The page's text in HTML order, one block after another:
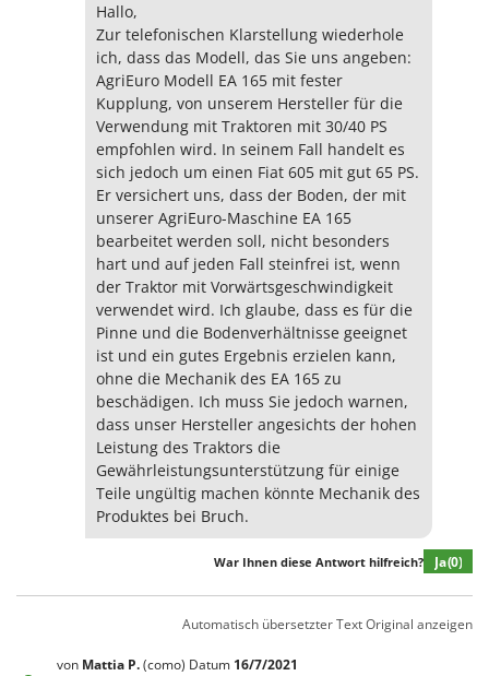
Hallo,
Zur telefonischen Klarstellung wiederhole
ich, dass das Modell, das Sie uns angeben:
AgriEuro Modell EA 165 mit fester
Kupplung, von unserem Hersteller für die
Verwendung mit Traktoren mit 30/40 PS
empfohlen wird. In seinem Fall handelt es
sich jedoch um einen Fiat 605 mit gut 65 PS.
Er versichert uns, dass der Boden, der mit
unserer AgriEuro-Maschine EA 165
bearbeitet werden soll, nicht besonders
hart und auf jeden Fall steinfrei ist, wenn
der Traktor mit Vorwärtsgeschwindigkeit
verwendet wird. Ich glaube, dass es für die
Pinne und die Bodenverhältnisse geeignet
ist und ein gutes Ergebnis erzielen kann,
ohne die Mechanik des EA 165 zu
beschädigen. Ich muss Sie jedoch warnen,
dass unser Hersteller angesichts der hohen
Leistung des Traktors die
Gewährleistungsunterstützung für einige
Teile ungültig machen könnte Mechanik des
Produktes bei Bruch.
War Ihnen diese Antwort hilfreich? Ja(0)
Automatisch übersetzter TextOriginal anzeigen
von Mattia P.(como) Datum 16/7/2021